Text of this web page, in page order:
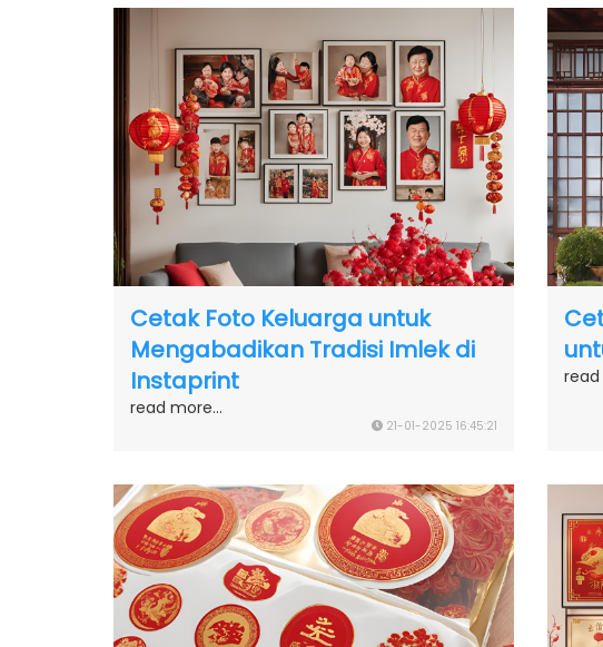
Cetak Foto Keluarga untuk
Mengabadikan Tradisi Imlek di
Instaprint
read more...
21-01-2025 16:45:21
read